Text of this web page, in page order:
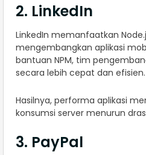
2. LinkedIn
LinkedIn memanfaatkan
mengembangkan aplikasi
bantuan NPM, tim
secara lebih cepat dan efisien.
Hasilnya, performa aplikasi
konsumsi server menurun
3. PayPal